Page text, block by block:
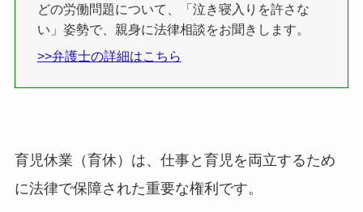
どの労働問題について、「泣き寝入りを許さな
い」姿勢で、親身に法律相談をお聞きします。
>>弁護士の詳細はこちら
育児休業（育休）は、仕事と育児を両立するため
に法律で保障された重要な権利です。